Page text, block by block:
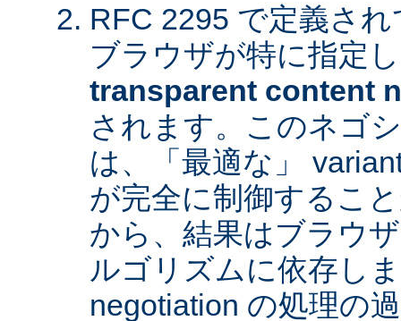
RFC 2295 で定義さ
ブラウザが特に指定
transparent content
されます。このネゴ
は、「最適な」
が完全に制御するこ
から、結果はブラウ
ルゴリズムに依存し
negotiation の処理の